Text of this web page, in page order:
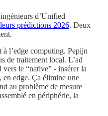
d’Unified
leurs prédictions 2026. Deux
l’edge computing. Pepijn
de traitement local. L’ad
le “native” - insérer la
en edge. Ça élimine une
au problème de mesure
en périphérie, la